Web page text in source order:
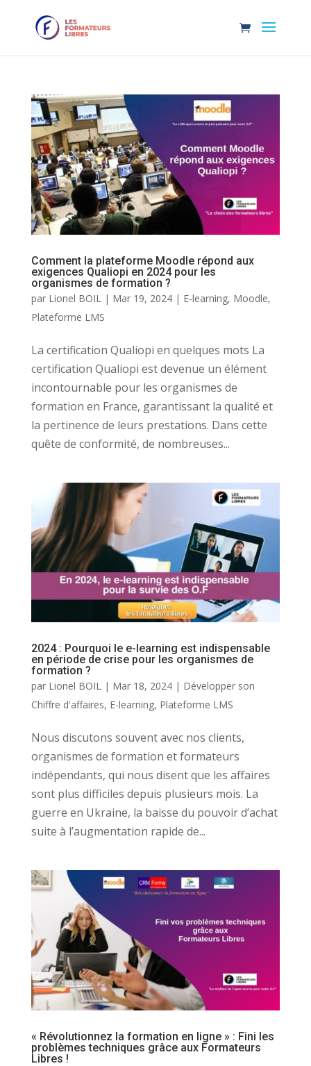
Comment la plateforme Moodle répond aux
exigences Qualiopi en 2024 pour les
organismes de formation ?
par Lionel BOIL | Mar 19, 2024| E-learning, Moodle,
Plateforme LMS
La certification Qualiopi en quelques mots La
certification Qualiopi est devenue un élément
incontournable pour les organismes de
formation en France, garantissant la qualité et
la pertinence de leurs prestations. Dans cette
quête de conformité, de nombreuses...
2024 : Pourquoi le e-learning est indispensable
en période de crise pour les organismes de
formation ?
par Lionel BOIL| Mar 18, 2024| Développer son
Chiffre d'affaires, E-learning, Plateforme LMS
Nous discutons souvent avec nos clients,
organismes de formation et formateurs
indépendants, qui nous disent que les affaires
sont plus difficiles depuis plusieurs mois. La
guerre en Ukraine, la baisse du pouvoir d’achat
suite à l’augmentation rapide de...
« Révolutionnez la formation en ligne » : Fini les
problèmes techniques grâce aux Formateurs
Libres !